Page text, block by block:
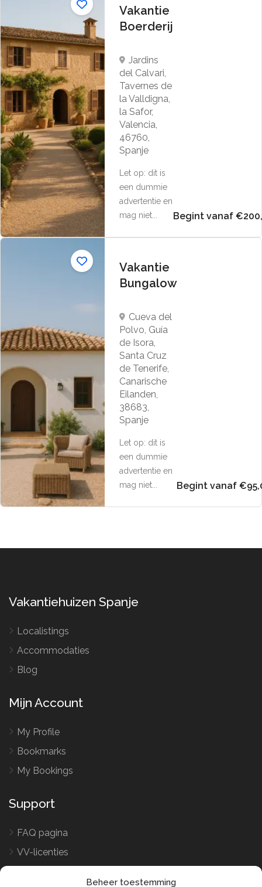
Beheer toestemming
Vakantie
Boerderij
Jardins
del Calvari,
Tavernes de
la Valldigna,
la Safor,
Valencia,
46760,
Spanje
Let op: dit is
een dummie
advertentie en
mag niet...
Begint vanaf
Vakantie
Bungalow
Cueva del
Polvo, Guía
de Isora,
Santa Cruz
de Tenerife,
Canarische
Eilanden,
38683,
Spanje
Let op: dit is
een dummie
advertentie en
mag niet...
Begint vanaf
Vakantiehuizen Spanje
Localistings
Accommodaties
Blog
Mijn Account
My Profile
Bookmarks
My Bookings
Support
FAQ pagina
VV-licenties